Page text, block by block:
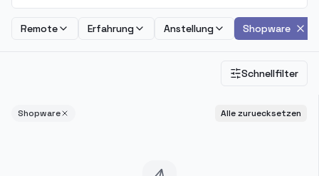
Remote Erfahrung Anstellung Shopware
Schnellfilter
Shopware Alle zuruecksetzen